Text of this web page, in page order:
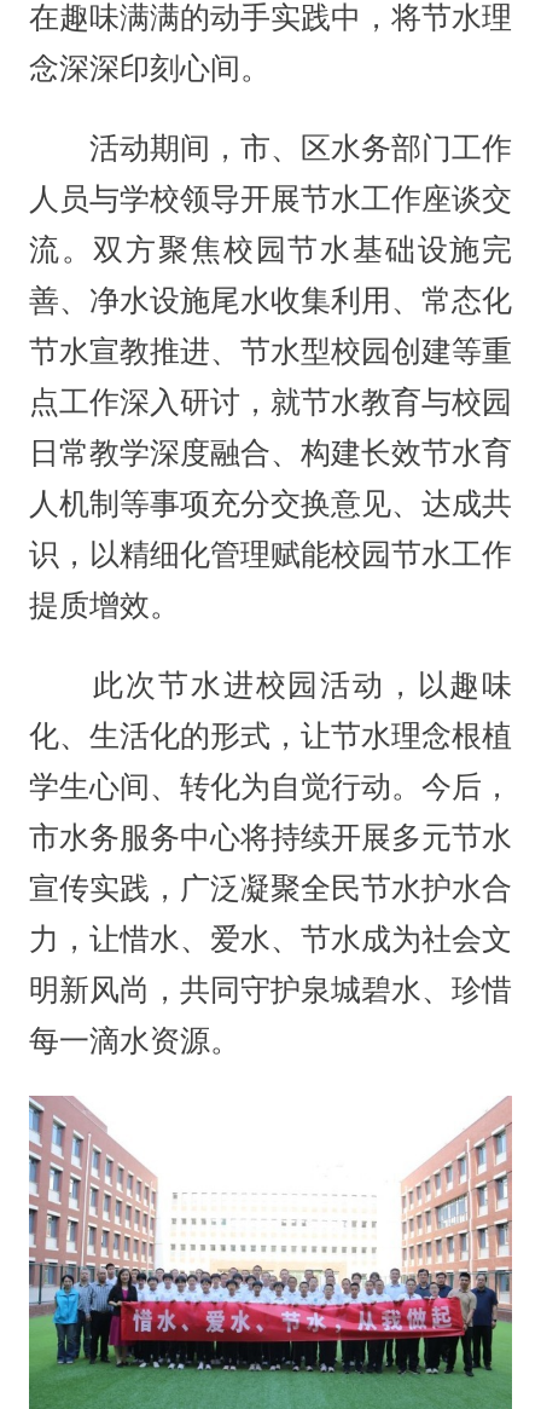
在趣味满满的动手实践中，将节水理
念深深印刻心间。
活动期间，市、区水务部门工作
人员与学校领导开展节水工作座谈交
流。双方聚焦校园节水基础设施完
善、净水设施尾水收集利用、常态化
节水宣教推进、节水型校园创建等重
点工作深入研讨，就节水教育与校园
日常教学深度融合、构建长效节水育
人机制等事项充分交换意见、达成共
识，以精细化管理赋能校园节水工作
提质增效。
此次节水进校园活动，以趣味
化、生活化的形式，让节水理念根植
学生心间、转化为自觉行动。今后，
市水务服务中心将持续开展多元节水
宣传实践，广泛凝聚全民节水护水合
力，让惜水、爱水、节水成为社会文
明新风尚，共同守护泉城碧水、珍惜
每一滴水资源。